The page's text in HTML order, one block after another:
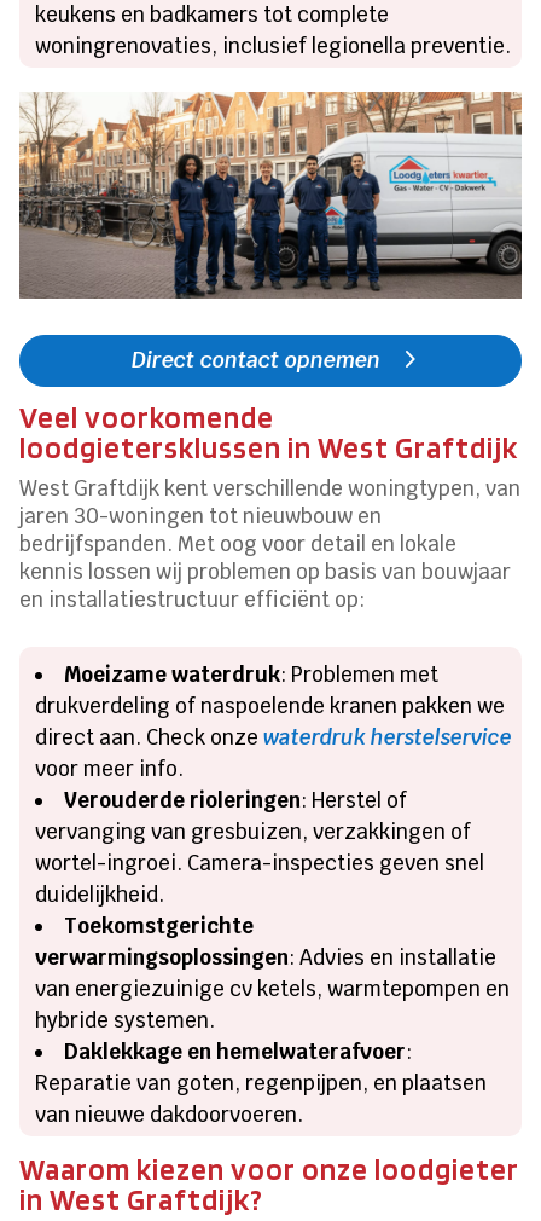
keukens en badkamers tot complete
woningrenovaties, inclusief legionella preventie.​
Direct contact opnemen
Veel voorkomende
loodgietersklussen in West Graftdijk
West Graftdijk kent verschillende woningtypen, van
jaren 30-woningen tot nieuwbouw en
bedrijfspanden.​ Met oog voor detail en lokale
kennis lossen wij problemen op basis van bouwjaar
en installatiestructuur efficiënt op:
Moeizame waterdruk: Problemen met
drukverdeling of naspoelende kranen pakken we
direct aan.​ Check onzewaterdruk herstelservice
voor meer info.​
Verouderde rioleringen: Herstel of
vervanging van gresbuizen, verzakkingen of
wortel-ingroei.​ Camera-inspecties geven snel
duidelijkheid.​
Toekomstgerichte
verwarmingsoplossingen: Advies en installatie
van energiezuinige cv ketels, warmtepompen en
hybride systemen.​
Daklekkage en hemelwaterafvoer:
Reparatie van goten, regenpijpen, en plaatsen
van nieuwe dakdoorvoeren.​
Waarom kiezen voor onze loodgieter
in West Graftdijk?